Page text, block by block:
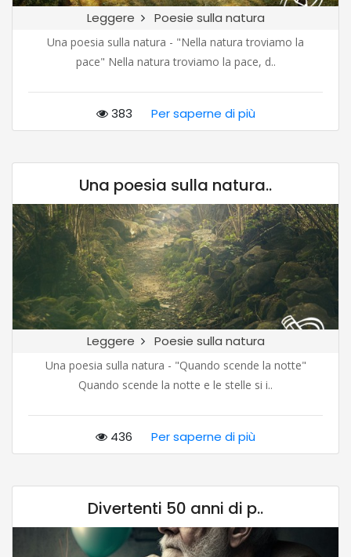
Leggere Poesie sulla natura
Una poesia sulla natura - "Nella natura troviamo la
pace" Nella natura troviamo la pace, d..
383 Per saperne di più
Una poesia sulla natura..
Leggere Poesie sulla natura
Una poesia sulla natura - "Quando scende la notte"
Quando scende la notte e le stelle si i..
436 Per saperne di più
Divertenti 50 anni di p..